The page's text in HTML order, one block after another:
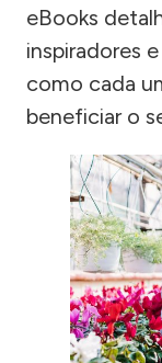
eBooks
inspiradores
como cada
beneficiar o